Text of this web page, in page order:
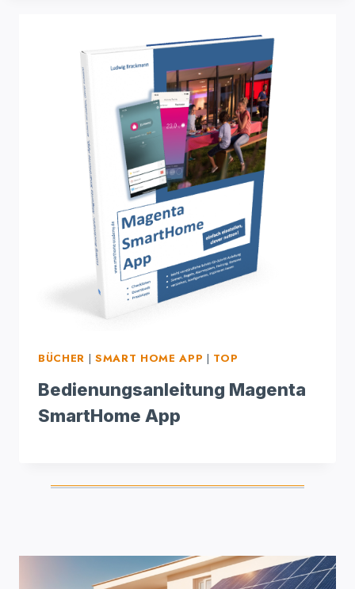
RAUCHMELDER
BÜCHER | SMART HOME APP | TOP
Bedienungsanleitung Magenta
SmartHome App